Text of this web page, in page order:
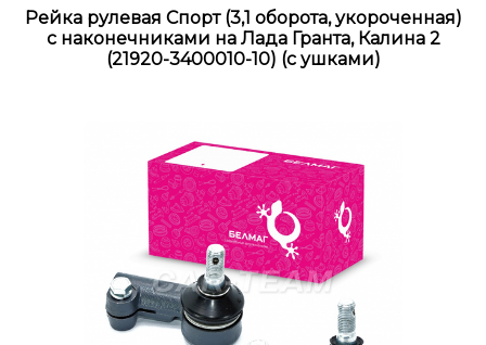
Рейка рулевая Спорт (3,1 оборота, укороченная)
с наконечниками на Лада Гранта, Калина 2
(21920-3400010-10) (с ушками)